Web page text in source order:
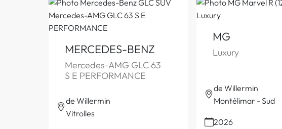
MERCEDES-BENZ
Mercedes-AMG GLC 63
S E PERFORMANCE
de Willermin
Vitrolles
MG
Luxury
de Willermin
Montélimar - Sud
2026